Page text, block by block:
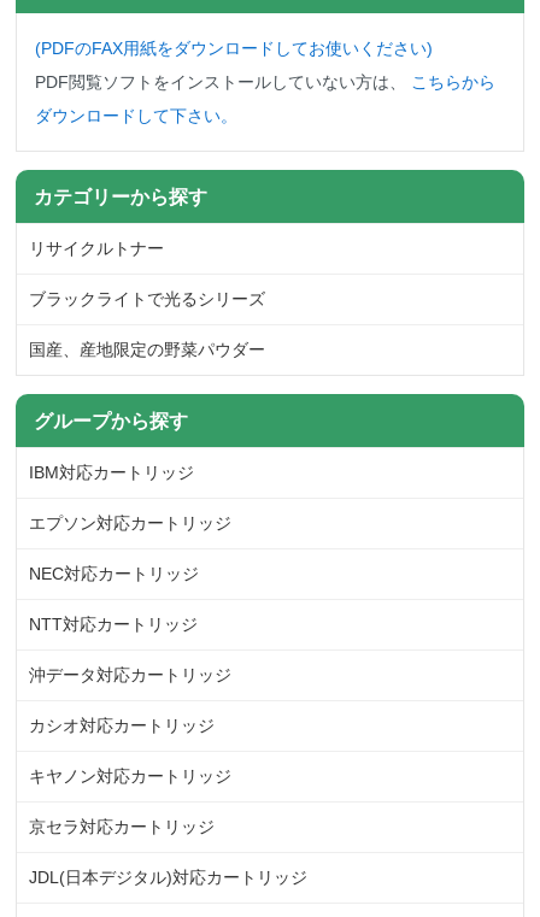
(PDFのFAX用紙をダウンロード してお使いください)
PDF閲覧ソフトをインストールしていない方は、
こちらから
ダウンロードして下さい。
カテゴリーから探す
リサイクルトナー
ブラックライトで光るシリーズ
国産、産地限定の野菜パウダー
グループから探す
IBM対応カートリッジ
エプソン対応カートリッジ
NEC対応カートリッジ
NTT対応カートリッジ
沖データ対応カートリッジ
カシオ対応カートリッジ
キヤノン対応カートリッジ
京セラ対応カートリッジ
JDL(日本デジタル)対応カートリッジ